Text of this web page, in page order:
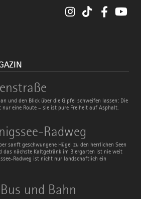
InstagramTikTok
und den Blick über die Gipfel schweifen lassen: Die
eine Route – sie ist pure Freiheit auf Asphalt.
Radweg
sanft geschwungene Hügel zu den herrlichen Seen
das nächste Kaltgetränk im Biergarten ist nie weit
Radweg ist nicht nur landschaftlich ein
und Bahn